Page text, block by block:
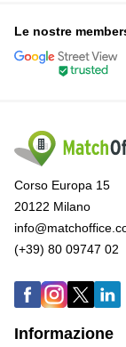
Le nostre
Corso Europa 15
20122 Milano
(+39) 80 09747 02
Informazione